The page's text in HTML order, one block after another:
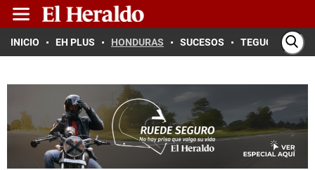
INICIO EH PLUS HONDURAS SUCESOS TEGUCIGALPA